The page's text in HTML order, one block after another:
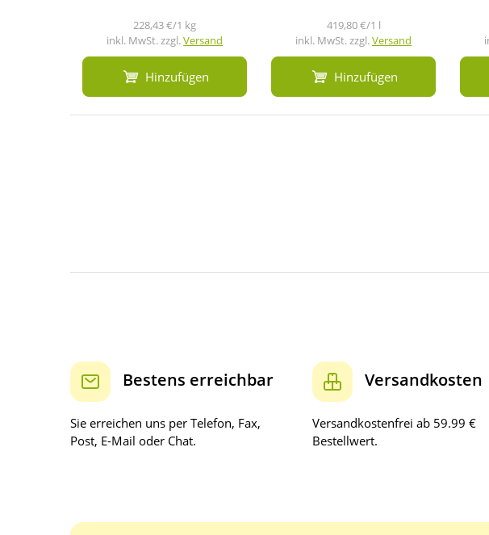
228,43 €/1 kg
inkl. MwSt. zzgl.Versand
Hinzufügen
419,80 €/1 l
inkl. MwSt. zzgl.Versand
Hinzufügen
Bestens erreichbar
Sie erreichen uns per Telefon, Fax,
Post, E-Mail oder Chat.
Versandkosten
Versandkostenfrei ab 59.99 €
Bestellwert.